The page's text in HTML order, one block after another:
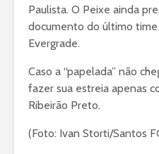
Paulista. O Peixe ainda
documento do último time
Evergrade.
Caso a “papelada” não
fazer sua estreia apenas
Ribeirão Preto.
(Foto: Ivan Storti/Santos